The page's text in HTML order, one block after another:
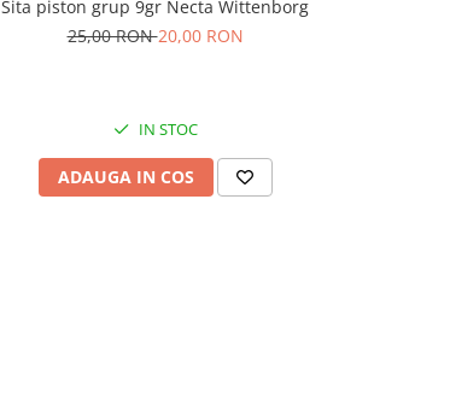
Sita piston grup 9gr Necta Wittenborg
25,00 RON20,00 RON
IN STOC
ADAUGA IN COS